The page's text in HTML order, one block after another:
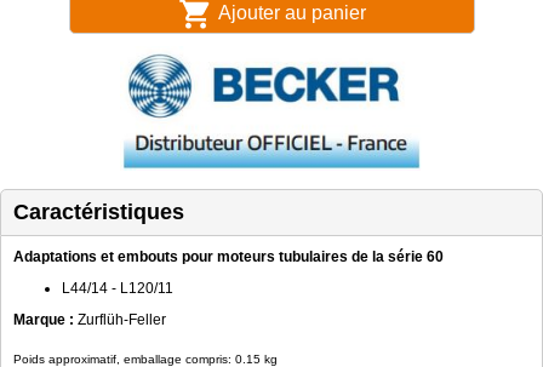
Ajouter au panier
Caractéristiques
Adaptations et embouts pour moteurs tubulaires de la série 60
L44/14 - L120/11
Marque : Zurflüh-Feller
Poids approximatif, emballage compris: 0.15 kg